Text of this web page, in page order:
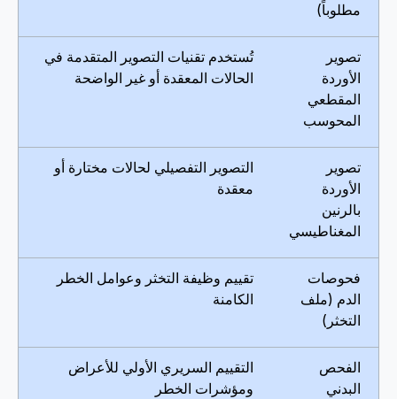
مطلوباً)
تصوير
الأوردة
المقطعي
المحوسب
تُستخدم تقنيات التصوير المتقدمة في
الحالات المعقدة أو غير الواضحة
تصوير
الأوردة
بالرنين
المغناطيسي
التصوير التفصيلي لحالات مختارة أو
معقدة
فحوصات
الدم (ملف
التخثر)
تقييم وظيفة التخثر وعوامل الخطر
الكامنة
الفحص
البدني
التقييم السريري الأولي للأعراض
ومؤشرات الخطر